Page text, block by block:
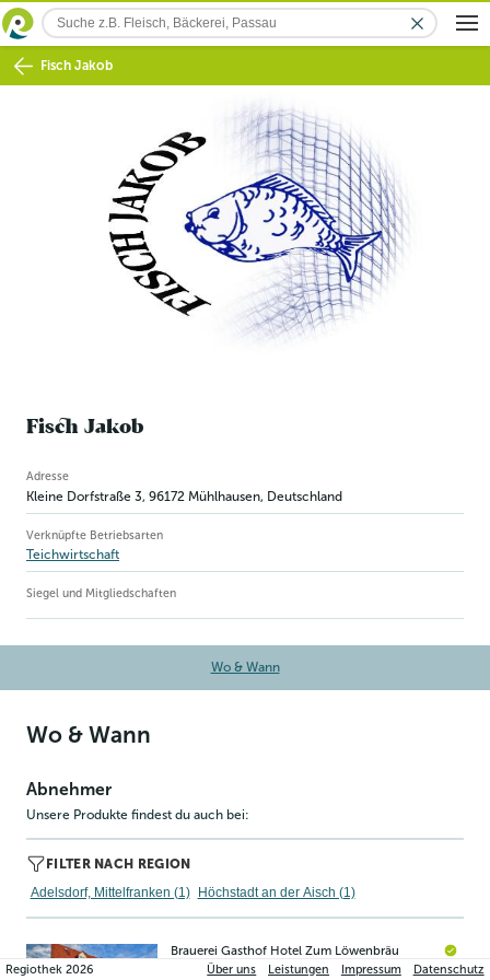
Fisch Jakob
Fisch Jakob
Betriebsinformation
Adresse
Kleine Dorfstraße 3, 96172 Mühlhausen, Deutschland
Verknüpfte Betriebsarten
Teichwirtschaft
Siegel und Mitgliedschaften
Wo & Wann
Wo & Wann
Abnehmer
Unsere Produkte findest du auch bei:
FILTER NACH REGION
Adelsdorf, Mittelfranken (1)
Höchstadt an der Aisch (1)
Brauerei Gasthof Hotel Zum Löwenbräu
Neuhauser Hauptstraße 3,Adelsdorf/Neuhaus
Regiothek2026 Über uns Leistungen Impressum Datenschutz